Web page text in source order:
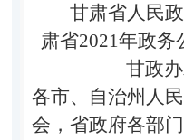
甘肃省人民
肃省2021年政务
甘政
各市、自治州人
会，省政府各部